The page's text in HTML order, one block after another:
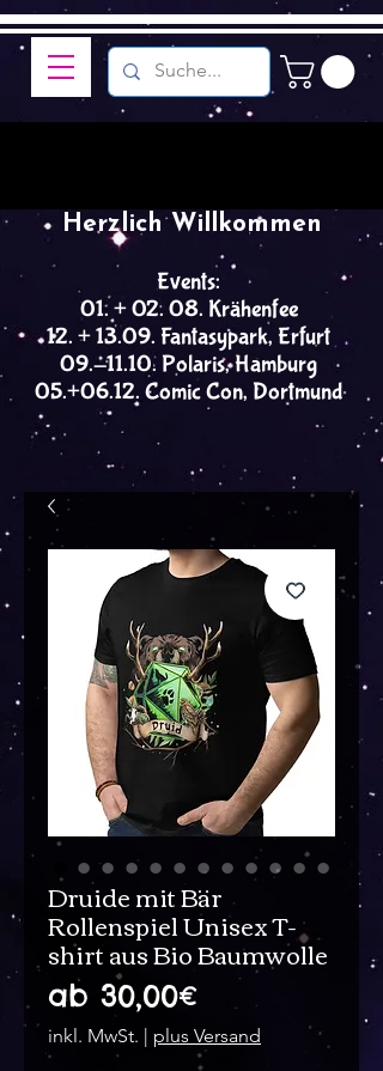
Events:
01. + 02. 08. Krähenfee
12. + 13.09. Fantasypark, Erfurt
09.-11.10. Polaris, Hamburg
05.+06.12. Comic Con, Dortmund
Herzlich Willkommen
Druide mit Bär
Rollenspiel Unisex T-
shirt aus Bio Baumwolle
ab 30,00€Sale-
Preis
inkl. MwSt. | plus Versand